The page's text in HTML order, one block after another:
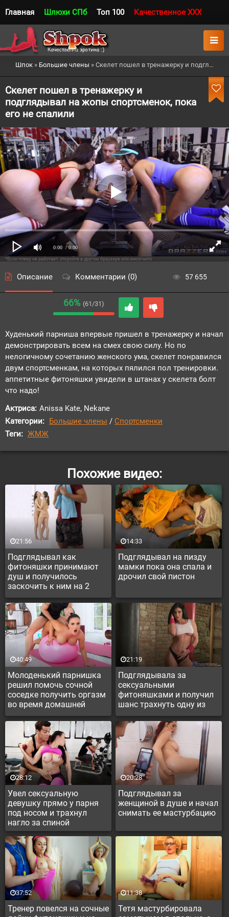
Главная Шлюхи СПб Топ 100 Качественное XXX
Шпок » Большие члены » Скелет пошел в тренажерку и подглядывал на жопы спортсменок, пока его не спалили
Скелет пошел в тренажерку и
подглядывал на жопы спортсменок, пока
его не спалили
0:00 / 0:00
*Если плеер не работает, откройте в другом браузере или инкогнито
Описание Комментарии (0)
66% (61/31)
57 655
Худенький парниша впервые пришел в тренажерку и начал
демонстрировать всем на смех свою силу. Но по
нелогичному сочетанию женского ума, скелет понравился
двум спортсменкам, на которых пялился пол тренировки.
аппетитные фитоняшки увидели в штанах у скелета болт
что надо!
Актриса: Anissa Kate, Nekane
Категории: Большие члены / Спортсменки
Теги: ЖМЖ
Похожие видео:
Подглядывал как
фитоняшки принимают
душ и получилось
заскочить к ним на 2
палочки
21:56
Подглядывал на пизду
мамки пока она спала и
дрочил свой пистон
14:33
Молоденький парнишка
решил помочь сочной
соседке получить оргазм
во время домашней
тренировки
40:49
Подглядывала за
сексуальными
фитоняшками и получил
шанс трахнуть одну из
них
21:19
Увел сексуальную
девушку прямо у парня
под носом и трахнул
нагло за спиной
28:12
Подглядывал за
женщиной в душе и начал
снимать ее мастурбацию
20:28
Тренер повелся на сочные
37:52
Тетя мастурбировала
11:38